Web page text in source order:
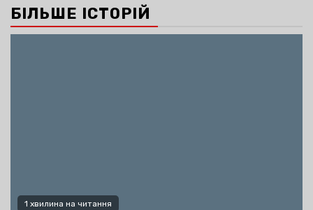
БІЛЬШЕ ІСТОРІЙ
1 хвилина на читання